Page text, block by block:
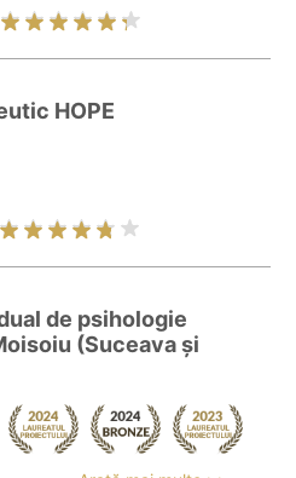
HOPE
de psihologie
(Suceava și